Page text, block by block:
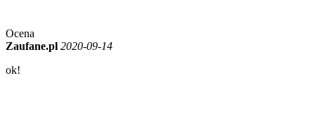
Ocena
Zaufane.pl 2020-09-14
ok!